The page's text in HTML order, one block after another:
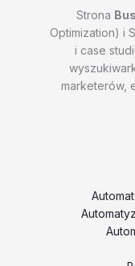
Strona
Optimization) i
i case
marketerów,